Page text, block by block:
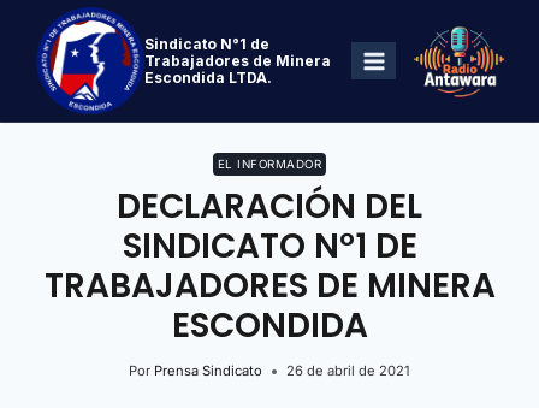
Sindicato N°1 de
Trabajadores de Minera
Escondida LTDA.
EL INFORMADOR
DECLARACIÓN DEL
SINDICATO N°1 DE
TRABAJADORES DE MINERA
ESCONDIDA
Por Prensa Sindicato 26 de abril de 2021